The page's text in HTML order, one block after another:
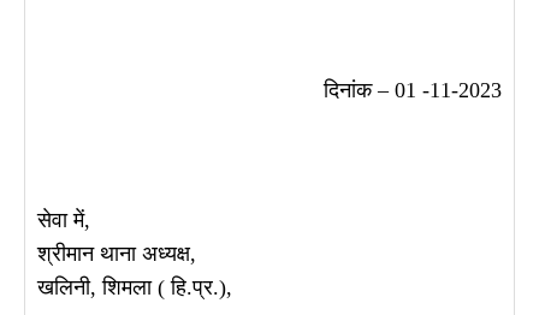
दिनांक – 01 -11-2023
सेवा में,
श्रीमान थाना अध्यक्ष,
खलिनी, शिमला ( हि.प्र.),